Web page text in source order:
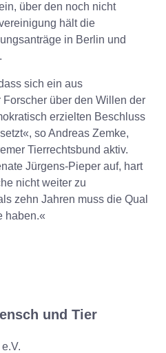
über den noch nicht
hält die
in Berlin und
sich ein aus
über den Willen der
erzielten Beschluss
so Andreas Zemke,
Tierrechtsbund aktiv.
Jürgens-Pieper auf, hart
nicht weiter zu
zehn Jahren muss die Qual
haben.«
und Tier